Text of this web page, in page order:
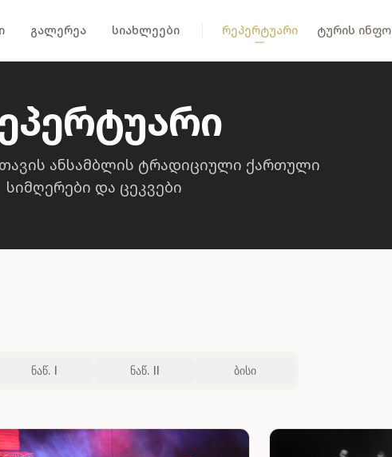
გალერეა სიახლეები რეპერტუარი ტურის ინფო
ანსამბლის ტრადიციული ქართული
სიმღერები და ცეკვები
ნაწ. I ნაწ. II ბისი